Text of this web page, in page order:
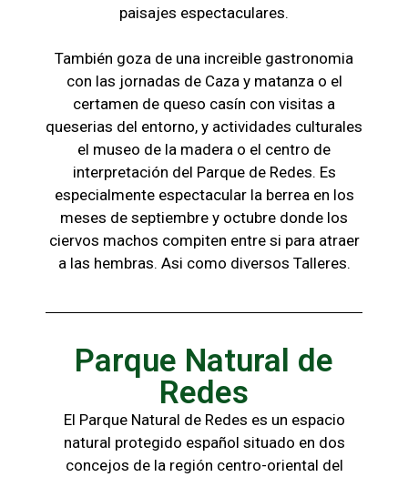
paisajes espectaculares.
También goza de una increible gastronomia
con las jornadas de Caza y matanza o el
certamen de queso casín con visitas a
queserias del entorno, y actividades culturales
el museo de la madera o el centro de
interpretación del Parque de Redes. Es
especialmente espectacular la berrea en los
meses de septiembre y octubre donde los
ciervos machos compiten entre si para atraer
a las hembras. Asi como diversos Talleres.
Parque Natural de
Redes
El Parque Natural de Redes es un espacio
natural protegido español situado en dos
concejos de la región centro-oriental del